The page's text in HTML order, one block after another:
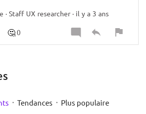
https://www.pewresearch.org/i
08/10/teens-social-media-and-t
· Staff UX researcher · il y a 3 ans
🤔0
· Tendances · Plus populaire